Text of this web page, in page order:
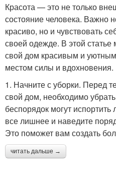
Красота — это не только
состояние человека. Важно
красиво, но и чувствовать
своей одежде. В этой
свой дом красивым и
местом силы и вдохновения.
1. Начните с уборки. Перед
свой дом, необходимо
беспорядок могут
все лишнее и наведите
Это поможет вам создать
читать дальше →